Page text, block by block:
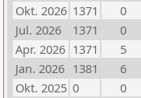
Okt. 2026 1371 0
Jul. 2026
1371 0
Apr. 2026 1371 5
Jan. 2026 1381 6
Okt. 2025 0 0